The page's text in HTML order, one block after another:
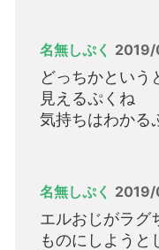
名無しぷく 2019/
どっちかという
見えるぷくね
気持ちはわかる
名無しぷく
エルおじがラグ
ものにしようと